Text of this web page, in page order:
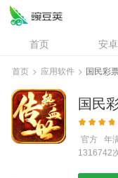
首页 安
资讯
问答
首页 > 应用软件 > 国民彩
国民
官方 年
1316742